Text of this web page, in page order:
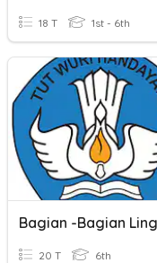
18 T 1st - 6th
20 T 6th